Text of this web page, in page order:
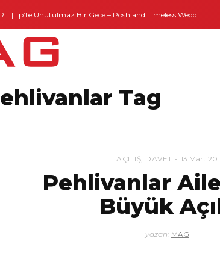
Unutulmaz Bir Gece – Posh and Timeless Weddings
Tag
AÇILIŞ, DAVET 13 Mart
Pehlivanlar
Büyük
yazan: MAG